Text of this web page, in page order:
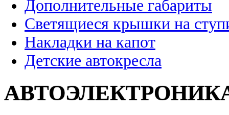
Дополнительные габариты
Светящиеся крышки на
Накладки на капот
Детские автокресла